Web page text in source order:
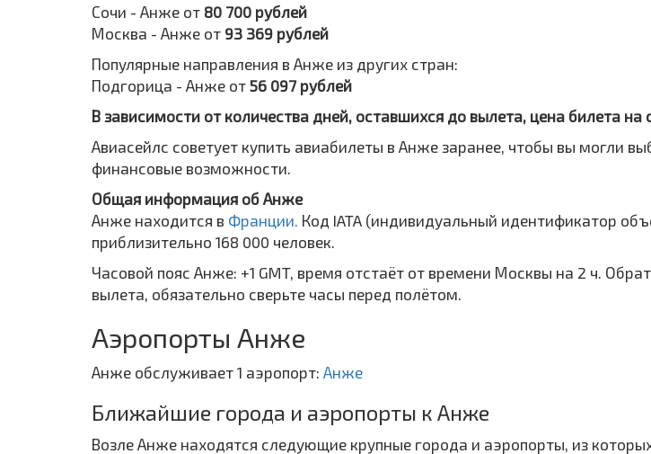
Сочи - Анже от 80 700 рублей
Москва - Анже от 93 369 рублей
Популярные направления в Анже из других стран:
Подгорица - Анже от 56 097 рублей
В зависимости от количества дней, оставшихся до вылета, цена билета
Авиасейлс советует купить авиабилеты в Анже заранее, чтобы вы могли
финансовые возможности.
Общая информация об Анже
Анже находится в Франции. Код IATA (индивидуальный идентификатор
приблизительно 168 000 человек.
Часовой пояс Анже: +1 GMT, время отстаёт от времени Москвы на 2 ч.
вылета, обязательно сверьте часы перед полётом.
Аэропорты Анже
Анже обслуживает 1 аэропорт: Анже
Ближайшие города и аэропорты к Анже
Возле Анже находятся следующие крупные города и аэропорты, из